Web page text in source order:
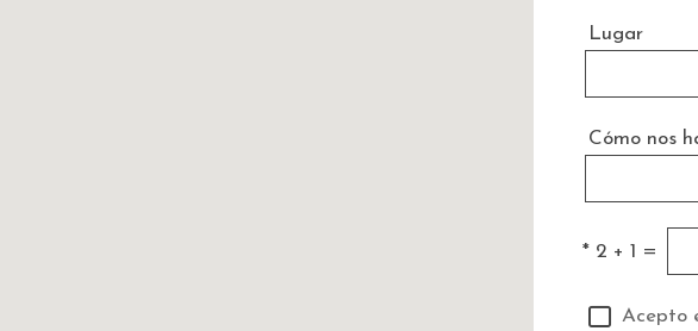
Lugar
Cómo nos
* 2 + 1 =
Acepto